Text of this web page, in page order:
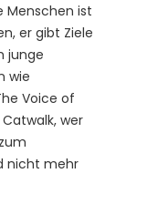
Menschen ist
er gibt Ziele
junge
wie
Voice of
wer
nicht mehr